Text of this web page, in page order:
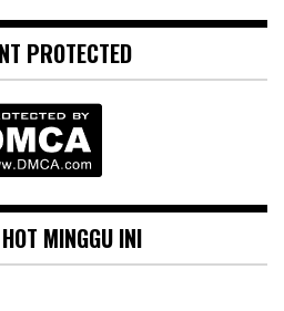
PROTECTED
MINGGU INI